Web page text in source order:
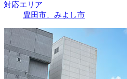
対応エリア
豊田市、みよし市